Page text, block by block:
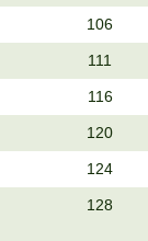
106
111
116
120
124
128